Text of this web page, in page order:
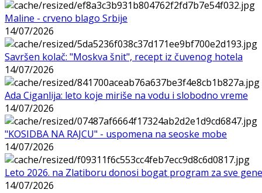
Maline - crveno blago Srbije
14/07/2026
Savršen kolač: "Moskva šnit", recept iz čuvenog hotela
14/07/2026
Ada Ciganlija: leto koje miriše na vodu i slobodno vreme
14/07/2026
"KOSIDBA NA RAJCU" - uspomena na seoske mobe
14/07/2026
Leto 2026. na Zlatiboru donosi bogat program za sve
14/07/2026